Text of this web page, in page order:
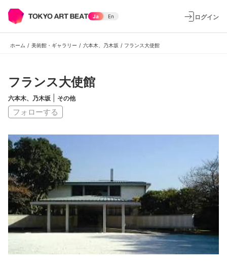
Ja En ログイン
ホーム / 美術館・ギャラリー / 六本木、乃木坂 / フランス大使館
フランス大使館
六本木、乃木坂 その他
フォローする